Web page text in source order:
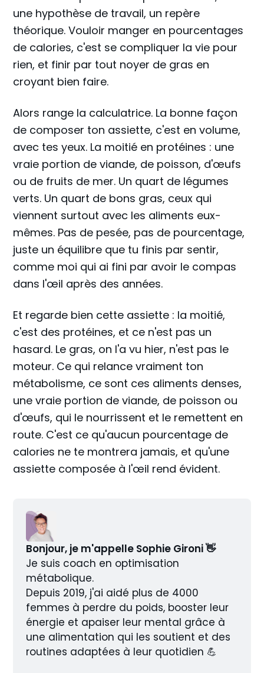
une hypothèse de travail, un repère
théorique. Vouloir manger en pourcentages
de calories, c'est se compliquer la vie pour
rien, et finir par tout noyer de gras en
croyant bien faire.
Alors range la calculatrice. La bonne façon
de composer ton assiette, c'est en volume,
avec tes yeux. La moitié en protéines : une
vraie portion de viande, de poisson, d'œufs
ou de fruits de mer. Un quart de légumes
verts. Un quart de bons gras, ceux qui
viennent surtout avec les aliments eux-
mêmes. Pas de pesée, pas de pourcentage,
juste un équilibre que tu finis par sentir,
comme moi qui ai fini par avoir le compas
dans l'œil après des années.
Et regarde bien cette assiette : la moitié,
c'est des protéines, et ce n'est pas un
hasard. Le gras, on l'a vu hier, n'est pas le
moteur. Ce qui relance vraiment ton
métabolisme, ce sont ces aliments denses,
une vraie portion de viande, de poisson ou
d'œufs, qui le nourrissent et le remettent en
route. C'est ce qu'aucun pourcentage de
calories ne te montrera jamais, et qu'une
assiette composée à l'œil rend évident.
Bonjour, je m'appelle Sophie Gironi 👋
Je suis coach en optimisation
métabolique.
Depuis 2019, j'ai aidé plus de 4000
femmes à perdre du poids, booster leur
énergie et apaiser leur mental grâce à
une alimentation qui les soutient et des
routines adaptées à leur quotidien 💪